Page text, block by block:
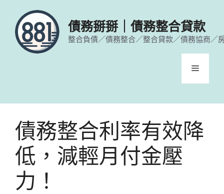
債務掰掰｜債務整合貸款
整合負債／債務整合／整合貸款／債務協商／
選
債務整合利率有效降
低，減輕月付金壓
力！